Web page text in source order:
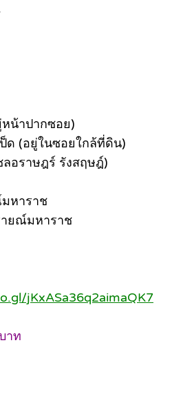
น้าปากซอย)
ด (อยู่ในซอยใกล้ที่ดิน)
ลอราษฎร์ รังสฤษฎ์)
หาราช
ายณ์มหาราช
jKxASa36q2aimaQK7
าท